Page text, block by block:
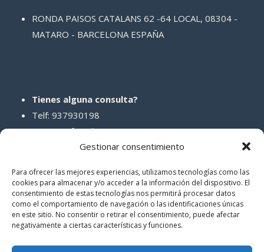
Gestionar consentimiento
Para ofrecer las mejores experiencias, utilizamos tecnologías como las
cookies para almacenar y/o acceder a la información del dispositivo. El
consentimiento de estas tecnologías nos permitirá procesar datos
como el comportamiento de navegación o las identificaciones únicas
en este sitio. No consentir o retirar el consentimiento, puede afectar
negativamente a ciertas características y funciones.
RONDA PAISOS CATALANS 62 -64 LOCAL, 08304 -
MATARO - BARCELONA ESPAÑA
Tienes alguna consulta?
Telf: 937930198
Correo: info@abcreparaciones.com
REDES SOCIALES